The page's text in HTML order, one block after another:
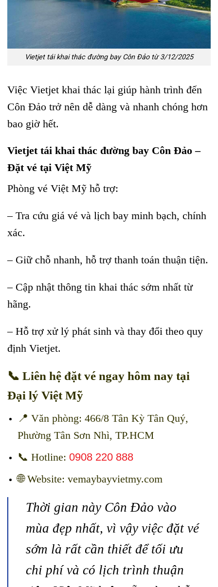
Vietjet tái khai thác đường bay Côn Đảo từ 3/12/2025
Việc Vietjet khai thác lại giúp hành trình đến
Côn Đảo trở nên dễ dàng và nhanh chóng hơn
bao giờ hết.
Vietjet tái khai thác đường bay Côn Đảo –
Đặt vé tại Việt Mỹ
Phòng vé Việt Mỹ hỗ trợ:
– Tra cứu giá vé và lịch bay minh bạch, chính
xác.
– Giữ chỗ nhanh, hỗ trợ thanh toán thuận tiện.
– Cập nhật thông tin khai thác sớm nhất từ
hãng.
– Hỗ trợ xử lý phát sinh và thay đổi theo quy
định Vietjet.
📞 Liên hệ đặt vé ngay hôm nay tại
Đại lý Việt Mỹ
📍 Văn phòng: 466/8 Tân Kỳ Tân Quý,
Phường Tân Sơn Nhì, TP.HCM
📞 Hotline: 0908 220 888
🌐 Website: vemaybayvietmy.com
Thời gian này Côn Đảo vào
mùa đẹp nhất, vì vậy việc đặt vé
sớm là rất cần thiết để tối ưu
chi phí và có lịch trình thuận